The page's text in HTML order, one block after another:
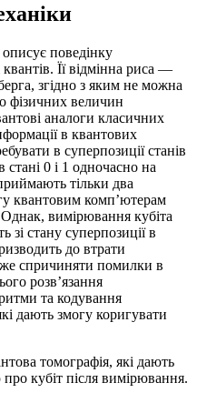
поведінку
квантів. Її відмінна риса —
згідно з яким не можна
фізичних величин
аналоги класичних
в квантових
в суперпозиції станів
0 і 1 одночасно на
тільки два
квантовим комп’ютерам
вимірювання кубіта
зі стану суперпозиції в
до втрати
спричиняти помилки в
розв’язання
та кодування
дають змогу коригувати
томографія, які дають
кубіт після вимірювання.